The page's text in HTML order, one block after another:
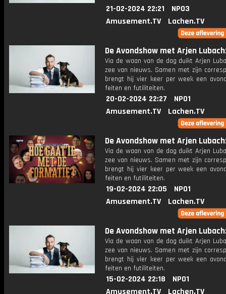
21-02-2024 22:21
NPO3
Amusement.TV
Lachen.TV
De Avondshow met Arjen
Via de waan van de dag duikt Arjen
zee van nieuws. Samen met zijn
brengt hij vier keer per week een
feiten en futiliteiten.
20-02-2024 22:27
NPO1
Amusement.TV
Lachen.TV
De Avondshow met Arjen
Via de waan van de dag duikt Arjen
zee van nieuws. Samen met zijn
brengt hij vier keer per week een
feiten en futiliteiten.
19-02-2024 22:05
NPO1
Amusement.TV
Lachen.TV
De Avondshow met Arjen
Via de waan van de dag duikt Arjen
zee van nieuws. Samen met zijn
brengt hij vier keer per week een
feiten en futiliteiten.
15-02-2024 22:18
NPO1
Amusement.TV
Lachen.TV